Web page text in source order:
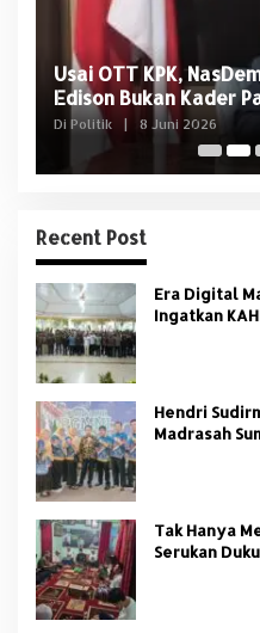
Usai OTT KPK,
Edison Bukan Kader
Di Politik | 8 Juni 2026
Recent Post
Era Digital
Ingatkan
Hendri
Madrasah
Tak Hanya
Serukan